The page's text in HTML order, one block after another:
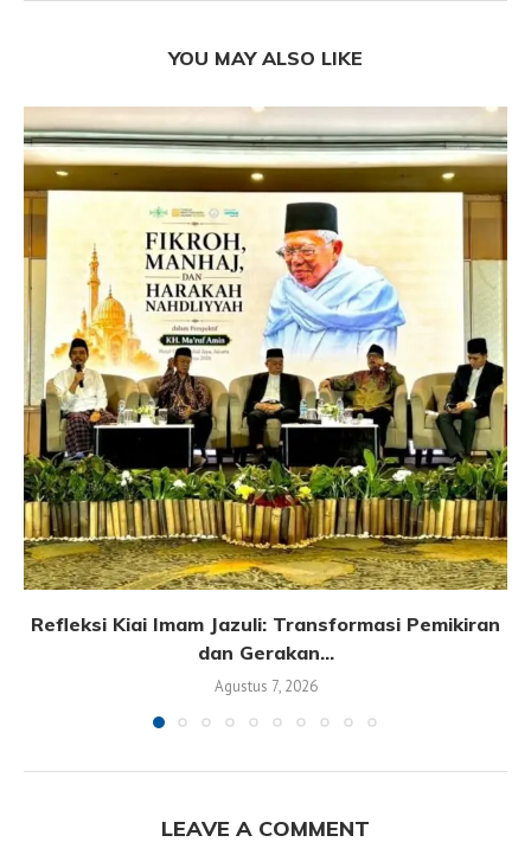
YOU MAY ALSO LIKE
Refleksi Kiai Imam Jazuli: Transformasi Pemikiran
dan Gerakan...
Agustus 7, 2026
LEAVE A COMMENT